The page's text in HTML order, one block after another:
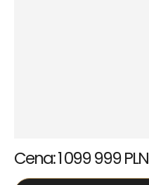
Cena: 1 099 999 PLN